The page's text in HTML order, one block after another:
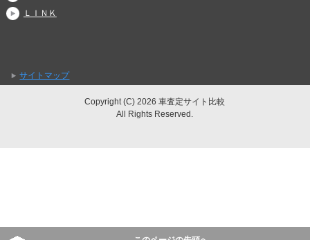
ＬＩＮＫ
サイトマップ
Copyright (C) 2026 車査定サイト比較
All Rights Reserved.